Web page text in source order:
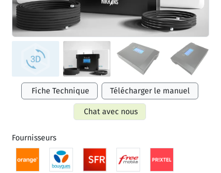
Fiche Technique Télécharger le manuel
Chat avec nous
Fournisseurs